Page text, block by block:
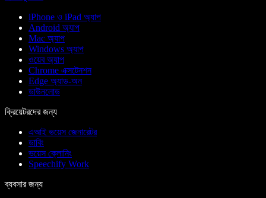
iPhone ও iPad অ্যাপ
Android অ্যাপ
Mac অ্যাপ
Windows অ্যাপ
ওয়েব অ্যাপ
Chrome এক্সটেনশন
Edge অ্যাড-অন
ডাউনলোড
ক্রিয়েটরদের জন্য
এআই ভয়েস জেনারেটর
ডাবিং
ভয়েস ক্লোনিং
Speechify Work
ব্যবসার জন্য